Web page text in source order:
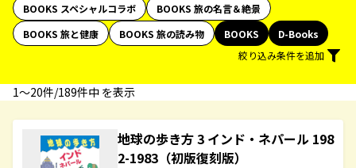
BOOKS スペシャルコラボ
BOOKS 旅の名言＆絶景
BOOKS 旅と健康
BOOKS 旅の読み物 BOOKS
D-Books
絞り込み条件を追加
1〜20件/189件中 を表示
地球の歩き方 3 インド・ネパール 198
2-1983（初版復刻版）